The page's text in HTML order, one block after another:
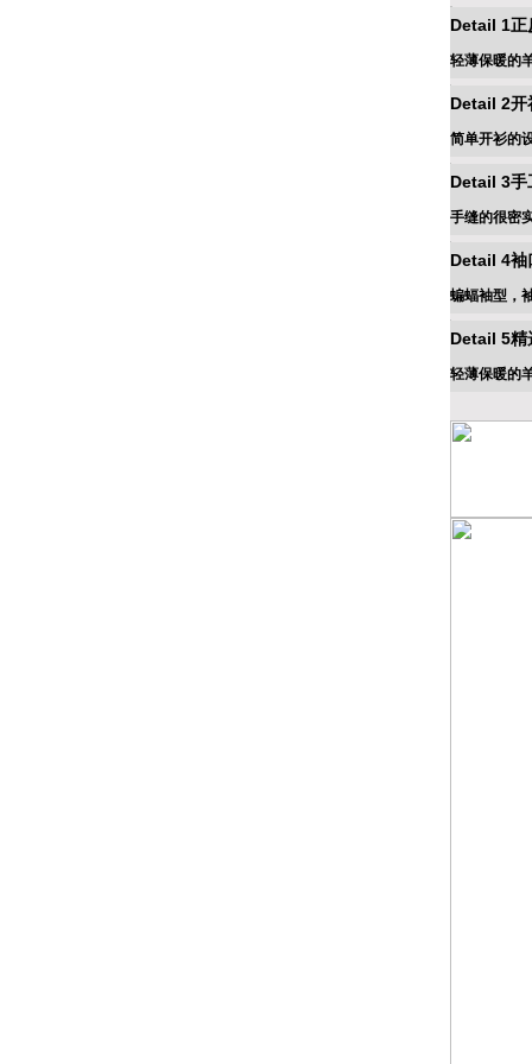
Detail 1正
轻薄保暖的
Detail 2开
简单开衫的
Detail 3手
手缝的很密
Detail 4袖
蝙蝠袖型，
Detail 5精
轻薄保暖的